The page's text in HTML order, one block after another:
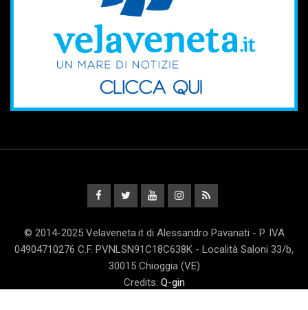
© 2014-2025 Velaveneta.it di Alessandro Pavanati - P. IVA
04904710276 C.F. PVNLSN91C18C638K - Località Saloni 33/b,
30015 Chioggia (VE)
Credits: Q-gin